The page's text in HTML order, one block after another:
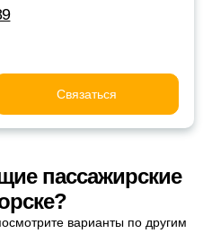
Связаться
пассажирские
варианты по другим